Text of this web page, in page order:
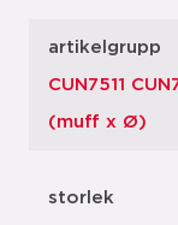
artikelgrupp
CUN7511
(muff x Ø)
storlek